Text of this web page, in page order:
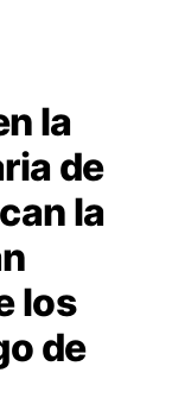
la
de
la
los
de